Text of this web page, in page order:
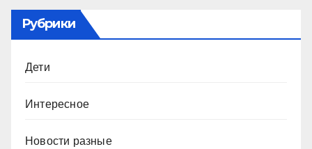
Рубрики
Дети
Интересное
Новости разные